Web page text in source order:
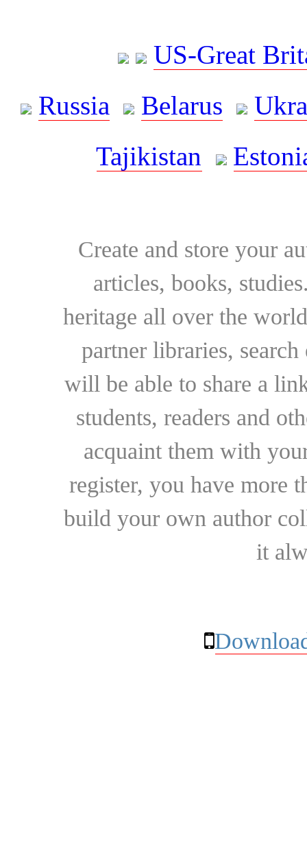
US-Great
Russia
Belarus
Tajikistan
Create and store your
articles, books,
heritage all over the
partner libraries,
will be able to share a
students, readers and
acquaint them with
register, you have more
build your own author
it